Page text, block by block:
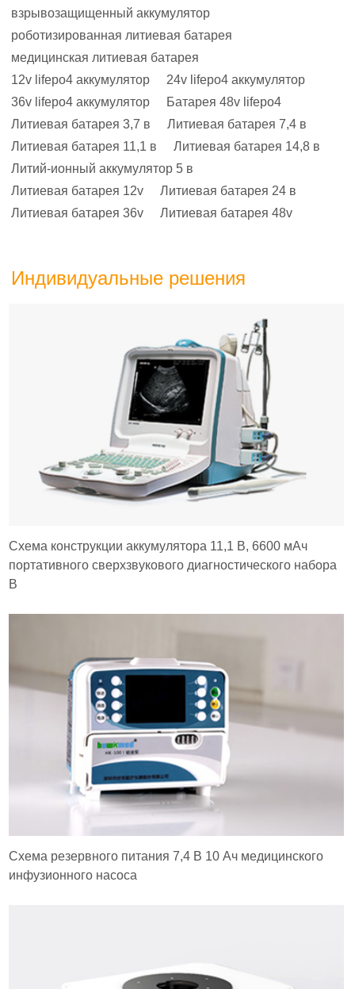
взрывозащищенный аккумулятор
роботизированная литиевая батарея
медицинская литиевая батарея
12v lifepo4 аккумулятор
24v lifepo4 аккумулятор
36v lifepo4 аккумулятор
Батарея 48v lifepo4
Литиевая батарея 3,7 в
Литиевая батарея 7,4 в
Литиевая батарея 11,1 в
Литиевая батарея 14,8 в
Литий-ионный аккумулятор 5 в
Литиевая батарея 12v
Литиевая батарея 24 в
Литиевая батарея 36v
Литиевая батарея 48v
Индивидуальные решения
Схема конструкции аккумулятора 11,1 В, 6600 мАч
портативного сверхзвукового диагностического набора
B
Схема резервного питания 7,4 В 10 Ач медицинского
инфузионного насоса